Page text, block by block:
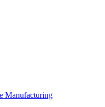
Manufacturing